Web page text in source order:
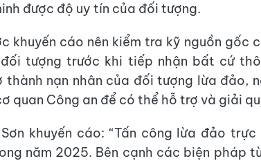
được độ uy tín của đối tượng.
khuyến cáo nên kiểm tra kỹ nguồn gốc
tượng trước khi tiếp nhận bất cứ
nạn nhân của đối tượng lừa đảo,
quan Công an để có thể hỗ trợ và giải
khuyến cáo: “Tấn công lừa đảo
năm 2025. Bên cạnh các biện pháp